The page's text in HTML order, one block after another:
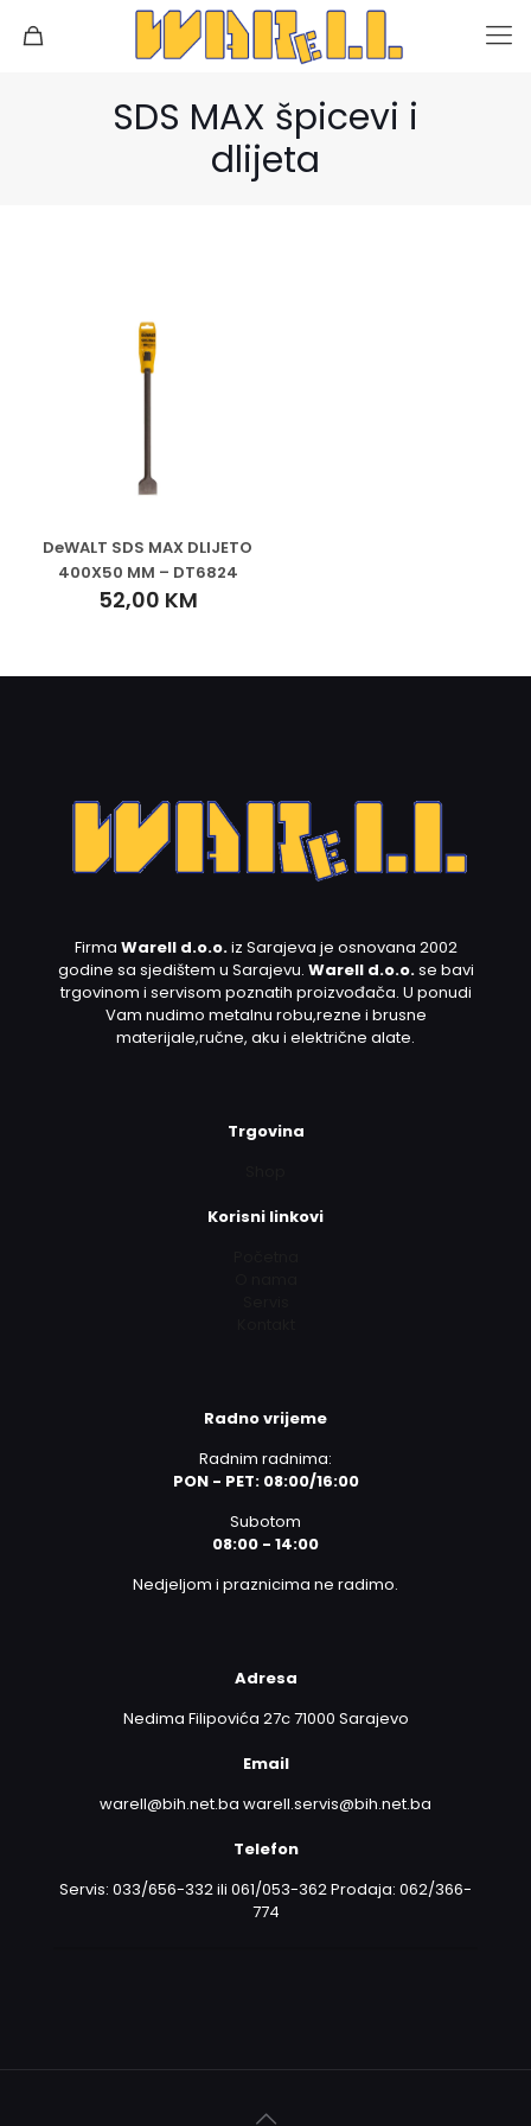
SDS MAX špicevi i
dlijeta
DeWALT SDS MAX DLIJETO
400X50 MM – DT6824
52,00 KM
Firma Warell d.o.o.iz Sarajeva je osnovana 2002
godine sa sjedištem u Sarajevu. Warell d.o.o.se bavi
trgovinom i servisom poznatih proizvođača. U ponudi
Vam nudimo metalnu robu,rezne i brusne
materijale,ručne, aku i električne alate.
Trgovina
Korisni linkovi
Radno vrijeme
Radnim radnima:
PON - PET: 08:00/16:00
Subotom
08:00 - 14:00
Nedjeljom i praznicima ne radimo.
Adresa
Nedima Filipovića 27c 71000 Sarajevo
Email
warell@bih.net.ba warell.servis@bih.net.ba
Telefon
Servis: 033/656-332 ili 061/053-362 Prodaja: 062/366-
774